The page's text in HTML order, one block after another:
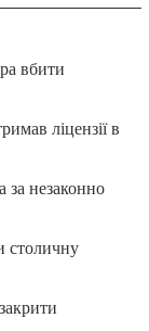
вбити
ліцензії в
за незаконно
столичну